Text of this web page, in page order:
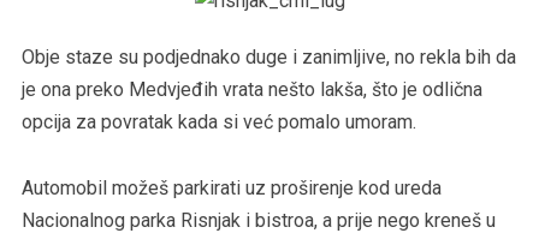
Obje staze su podjednako duge i zanimljive, no rekla bih da
je ona preko Medvjeđih vrata nešto lakša, što je odlična
opcija za povratak kada si već pomalo umoram.
Automobil možeš parkirati uz proširenje kod ureda
Nacionalnog parka Risnjak i bistroa, a prije nego kreneš u